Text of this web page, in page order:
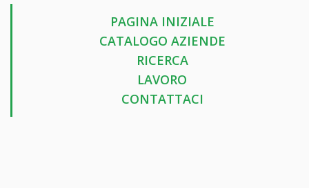
PAGINA INIZIALE
CATALOGO AZIENDE
RICERCA
LAVORO
CONTATTACI